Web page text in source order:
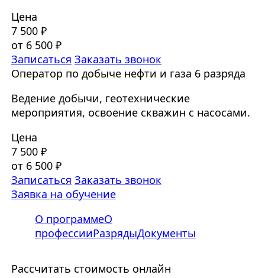
Цена
7 500 ₽
от 6 500 ₽
Записаться Заказать звонок
Оператор по добыче нефти и газа 6 разряда
Ведение добычи, геотехнические
мероприятия, освоение скважин с насосами.
Цена
7 500 ₽
от 6 500 ₽
Записаться Заказать звонок
Заявка на обучение
О программеО
профессииРазрядыДокументы
Рассчитать стоимость онлайн